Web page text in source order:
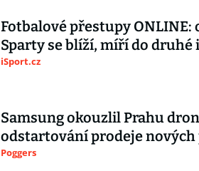
Fotbalové přestupy ONLINE:
Sparty se blíží, míří do druhé
iSport.cz
Samsung okouzlil Prahu
odstartování prodeje
Poggers